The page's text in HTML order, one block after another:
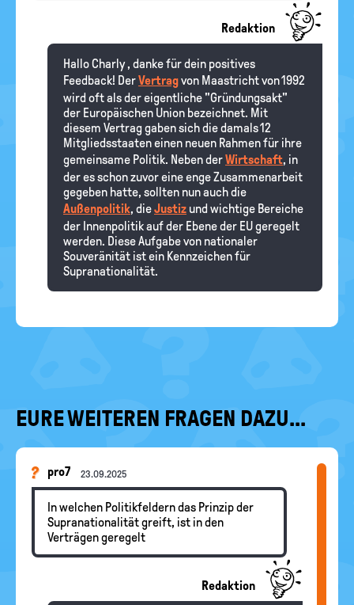
Redaktion
Hallo Charly , danke für dein positives
Feedback! DerVertragvon Maastricht von 1992
wird oft als der eigentliche "Gründungsakt"
der Europäischen Union bezeichnet. Mit
diesem Vertrag gaben sich die damals 12
Mitgliedsstaaten einen neuen Rahmen für ihre
gemeinsame Politik. Neben derWirtschaft, in
der es schon zuvor eine enge Zusammenarbeit
gegeben hatte, sollten nun auch die
Außenpolitik, dieJustiz und wichtige Bereiche
der Innenpolitik auf der Ebene der EU geregelt
werden. Diese Aufgabe von nationaler
Souveränität ist ein Kennzeichen für
Supranationalität.
EURE WEITEREN FRAGEN DAZU...
pro7 23.09.2025
In welchen Politikfeldern das Prinzip der
Supranationalität greift, ist in den
Verträgen geregelt
Redaktion